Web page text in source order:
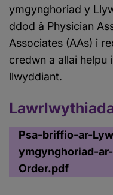
ymgynghoriad y
ddod â Physician
Associates (AAs) i
credwn a allai helpu
llwyddiant.
Psa-briffio-ar-
ymgynghoriad-
Order.pdf